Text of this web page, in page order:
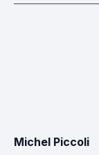
Michel Piccoli